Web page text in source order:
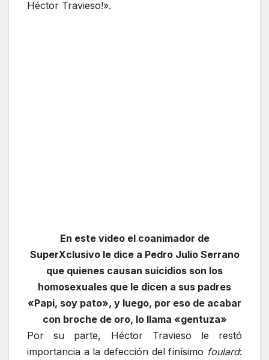
Héctor Travieso!».
En este video el coanimador de
SuperXclusivo le dice a Pedro Julio Serrano
que quienes causan suicidios son los
homosexuales que le dicen a sus padres
«Papi, soy pato», y luego, por eso de acabar
con broche de oro, lo llama «gentuza»
Por su parte, Héctor Travieso le restó
importancia a la defección del fínísimo foulard: